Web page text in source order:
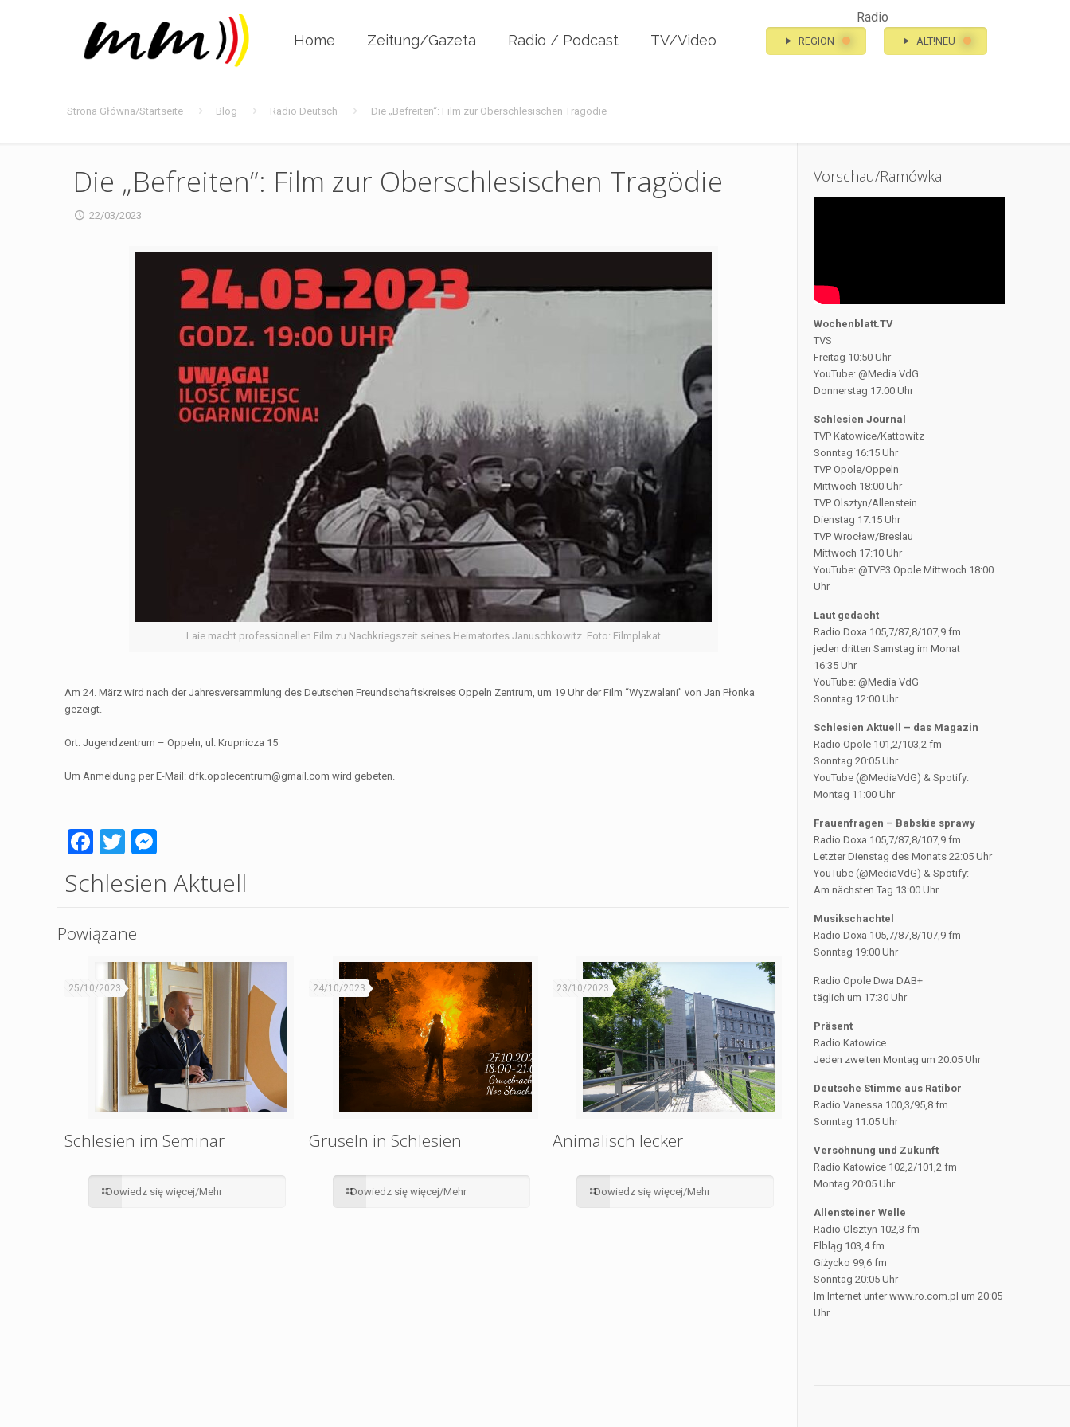
Home Zeitung/Gazeta Radio / Podcast TV/Video
Radio
REGION ALT!NEU
Strona Główna/Startseite Blog Radio Deutsch Die „Befreiten“: Film zur Oberschlesischen Tragödie
Die „Befreiten“: Film zur Oberschlesischen Tragödie
22/03/2023
Laie macht professionellen Film zu Nachkriegszeit seines Heimatortes Januschkowitz. Foto: Filmplakat
Am 24. März wird nach der Jahresversammlung des Deutschen Freundschaftskreises Oppeln Zentrum, um 19 Uhr der Film “Wyzwalani” von Jan Płonka
gezeigt.
Ort: Jugendzentrum – Oppeln, ul. Krupnicza 15
Um Anmeldung per E-Mail: dfk.opolecentrum@gmail.com wird gebeten.
Facebook
Twitter
Schlesien Aktuell
Powiązane
25/10/2023
Schlesien im Seminar
Dowiedz się więcej/Mehr
24/10/2023
Gruseln in Schlesien
Dowiedz się więcej/Mehr
23/10/2023
Animalisch lecker
Dowiedz się więcej/Mehr
Vorschau/Ramówka
Wochenblatt.TV
TVS
Freitag 10:50 Uhr
YouTube: @Media VdG
Donnerstag 17:00 Uhr
Schlesien Journal
TVP Katowice/Kattowitz
Sonntag 16:15 Uhr
TVP Opole/Oppeln
Mittwoch 18:00 Uhr
TVP Olsztyn/Allenstein
Dienstag 17:15 Uhr
TVP Wrocław/Breslau
Mittwoch 17:10 Uhr
YouTube: @TVP3 Opole Mittwoch 18:00
Uhr
Laut gedacht
Radio Doxa 105,7/87,8/107,9 fm
jeden dritten Samstag im Monat
16:35 Uhr
YouTube: @Media VdG
Sonntag 12:00 Uhr
Schlesien Aktuell – das Magazin
Radio Opole 101,2/103,2 fm
Sonntag 20:05 Uhr
YouTube (@MediaVdG) & Spotify:
Montag 11:00 Uhr
Frauenfragen – Babskie sprawy
Radio Doxa 105,7/87,8/107,9 fm
Letzter Dienstag des Monats 22:05 Uhr
YouTube (@MediaVdG) & Spotify:
Am nächsten Tag 13:00 Uhr
Musikschachtel
Radio Doxa 105,7/87,8/107,9 fm
Sonntag 19:00 Uhr
Radio Opole Dwa DAB+
täglich um 17:30 Uhr
Präsent
Radio Katowice
Jeden zweiten Montag um 20:05 Uhr
Deutsche Stimme aus Ratibor
Radio Vanessa 100,3/95,8 fm
Sonntag 11:05 Uhr
Versöhnung und Zukunft
Radio Katowice 102,2/101,2 fm
Montag 20:05 Uhr
Allensteiner Welle
Radio Olsztyn 102,3 fm
Elbląg 103,4 fm
Giżycko 99,6 fm
Sonntag 20:05 Uhr
Im Internet unter www.ro.com.pl um 20:05
Uhr